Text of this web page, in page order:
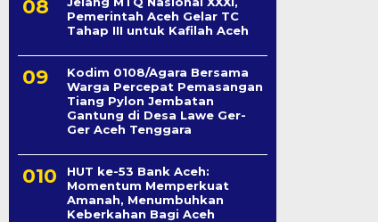
Pemerintah Aceh Gelar TC
Tahap III untuk Kafilah Aceh
Kodim 0108/Agara Bersama
Warga Percepat Pemasangan
Tiang Pylon Jembatan
Gantung di Desa Lawe Ger-
Ger Aceh Tenggara
HUT ke-53 Bank Aceh:
Momentum Memperkuat
Amanah, Menumbuhkan
Keberkahan Bagi Aceh